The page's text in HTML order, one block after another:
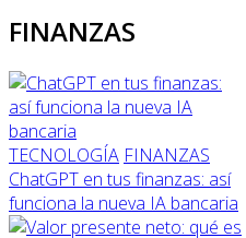
FINANZAS
TECNOLOGÍA FINANZAS
ChatGPT en tus finanzas: así
funciona la nueva IA bancaria